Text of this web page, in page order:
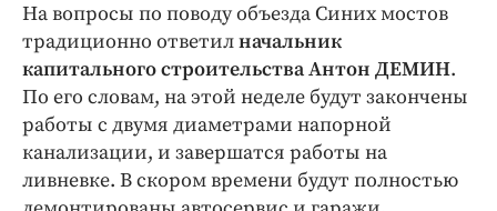
На вопросы по поводу объезда Синих мостов
традиционно ответилначальник
капитального строительства Антон ДЕМИН.
По его словам, на этой неделе будут закончены
работы с двумя диаметрами напорной
канализации, и завершатся работы на
ливневке. В скором времени будут полностью